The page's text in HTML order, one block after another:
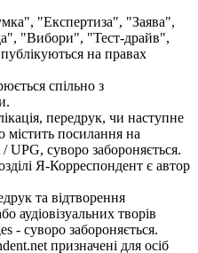
"Експертиза", "Заява",
"Вибори", "Тест-драйв",
на правах
спільно з
передрук, чи наступне
посилання на
UPG, суворо забороняється.
Я-Корреспондент є автор
та відтворення
аудіовізуальних творів
- суворо забороняється.
призначені для осіб